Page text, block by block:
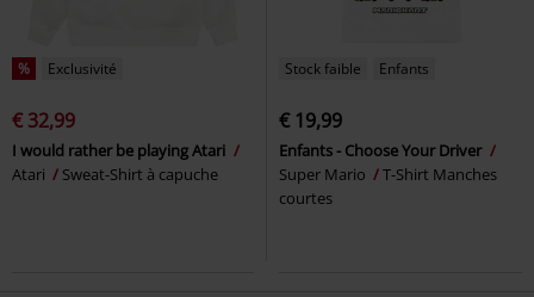
% Exclusivité
€ 32,99
I would rather be playing Atari
Atari
Sweat-Shirt à capuche
Stock faible Enfants
€ 19,99
Enfants - Choose Your Driver
Super Mario
T-Shirt Manches
courtes